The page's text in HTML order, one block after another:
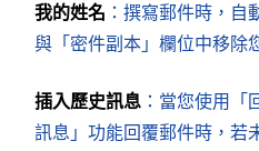
我的姓名 ：撰寫郵件時，自
與「密件副本」欄位中移除
插入歷史訊息 ：當您使用「
訊息」功能回覆郵件時，若